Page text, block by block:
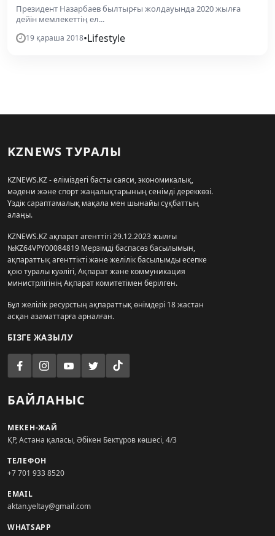
Президент Назарбаев былтырғы жолдауында 2020 жылға
дейін мемлекеттің ел...
19 қараша 2018•Lifestyle
KZNEWS ТУРАЛЫ
KZNEWS.KZ - еліміздегі басты саяси, экономикалық,
мәдени және спорт жаңалықтарының сенімді дереккөзі.
Үздік сараптамалық мақала мен шынайы сұқбаттың
алаңы.
KZNEWS.KZ ақпарат агенттігі 29.12.2023 жылғы
№KZ64VPY00084819 Мерзімді баспасөз басылымын,
ақпараттық агенттікті және желілік басылымды есепке
қою туралы куәлігі, Ақпарат және коммуникация
министрлігінің Ақпарат комитетімен берілген.
Бұл желілік ресурстың ақпараттық өнімдері 18 жастан
асқан азаматтарға арналған.
БІЗГЕ ЖАЗЫЛУ
БАЙЛАНЫС
МЕКЕН-ЖАЙ
ҚР, Астана қаласы, Әбікен Бектұров көшесі, 4/3
ТЕЛЕФОН
+7 701 933 8520
EMAIL
aktan.yeltay@gmail.com
WHATSAPP